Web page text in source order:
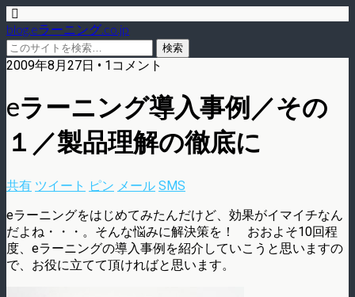
blog.eラーニング.co.jp
2009年8月27日 • 1コメント
eラーニング導入事例／その
１／製品理解の徹底に
共有 ツイート ピン メール SMS
eラーニングをはじめてみたんだけど、効果がイマイチなん
だよね・・・。そんな悩みに解決策を！ おおよそ10回程
度、eラーニングの導入事例を紹介していこうと思いますの
で、お役に立てて頂ければと思います。